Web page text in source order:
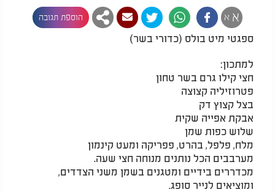
א א הוספת תגובה
ספגטי מיט בולס (כדורי בשר)
למתכון:
חצי קילו גרם בשר טחון
פטרוזיליה קצוצה
בצל קצוץ דק
אבקת אפייה שקית
שלוש כפות שמן
מלח, פלפל, בהרט, פפריקה ומעט קינמון
מערבבים הכל נותנים מנוחה חצי שעה.
מכדררים בידיים ומטגנים בשמן משני הצדדים,
ומוציאים לנייר סופג.